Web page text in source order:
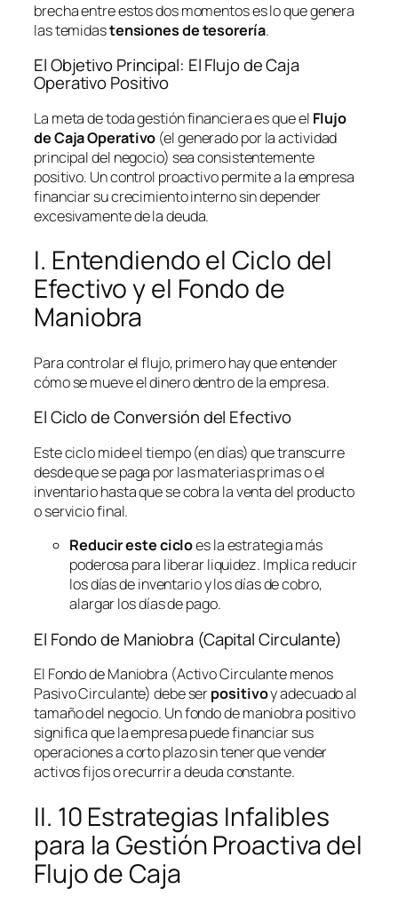
brecha entre estos dos momentos es lo que genera
las temidastensiones de tesorería.
El Objetivo Principal: El Flujo de Caja
Operativo Positivo
La meta de toda gestión financiera es que el Flujo
de Caja Operativo (el generado por la actividad
principal del negocio) sea consistentemente
positivo. Un control proactivo permite a la empresa
financiar su crecimiento interno sin depender
excesivamente de la deuda.
I. Entendiendo el Ciclo del
Efectivo y el Fondo de
Maniobra
Para controlar el flujo, primero hay que entender
cómo se mueve el dinero dentro de la empresa.
El Ciclo de Conversión del Efectivo
Este ciclo mide el tiempo (en días) que transcurre
desde que se paga por las materias primas o el
inventario hasta que se cobra la venta del producto
o servicio final.
Reducir este cicloes la estrategia más
poderosa para liberar liquidez. Implica reducir
los días de inventario y los días de cobro,
alargar los días de pago.
El Fondo de Maniobra (Capital Circulante)
El Fondo de Maniobra (Activo Circulante menos
Pasivo Circulante) debe serpositivoy adecuado al
tamaño del negocio. Un fondo de maniobra positivo
significa que la empresa puede financiar sus
operaciones a corto plazo sin tener que vender
activos fijos o recurrir a deuda constante.
II. 10 Estrategias Infalibles
para la Gestión Proactiva del
Flujo de Caja